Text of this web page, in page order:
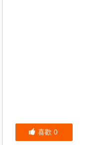
喜歡 0